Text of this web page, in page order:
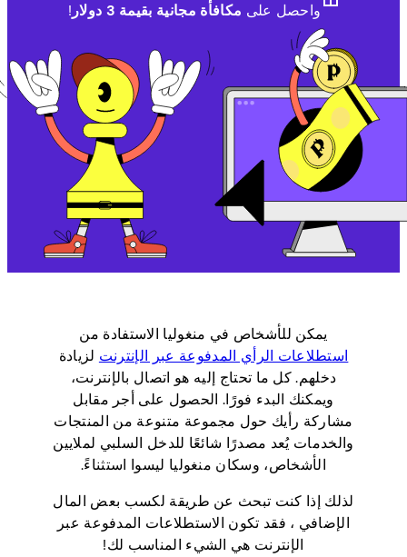
واحصل على مكافأة مجانية بقيمة 3 دولار !
يمكن للأشخاص في منغوليا الاستفادة من
استطلاعات الرأي المدفوعة عبر الإنترنتلزيادة
دخلهم. كل ما تحتاج إليه هو اتصال بالإنترنت،
ويمكنك البدء فورًا. الحصول على أجر مقابل
مشاركة رأيك حول مجموعة متنوعة من المنتجات
والخدمات يُعد مصدرًا شائعًا للدخل السلبي لملايين
الأشخاص، وسكان منغوليا ليسوا استثناءً.
لذلك إذا كنت تبحث عن طريقة لكسب بعض المال
الإضافي ، فقد تكون الاستطلاعات المدفوعة عبر
الإنترنت هي الشيء المناسب لك!